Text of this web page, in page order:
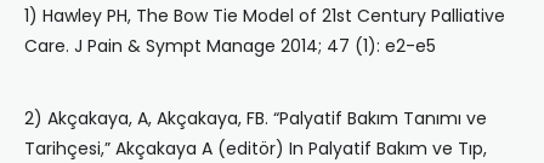
1) Hawley PH, The Bow Tie Model of 21st Century Palliative
Care. J Pain & Sympt Manage 2014; 47 (1): e2-e5
2) Akçakaya, A, Akçakaya, FB. “Palyatif Bakım Tanımı ve
Tarihçesi,” Akçakaya A (editör) In Palyatif Bakım ve Tıp,